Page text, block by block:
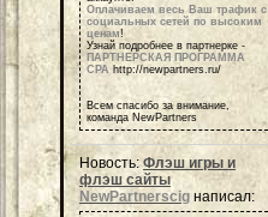
Оплачиваем весь Ваш трафик с
социальных сетей по высоким
ценам!
Узнай подробнее в партнерке -
ПАРТНЕРСКАЯ ПРОГРАММА
СРА http://newpartners.ru/
Всем спасибо за внимание,
команда NewPartners
Новость:Флэш игры и
флэш сайты
NewPartnerscig написал: